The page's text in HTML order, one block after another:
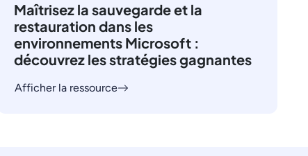
Maîtrisez la sauvegarde et la
restauration dans les
environnements Microsoft :
découvrez les stratégies gagnantes
Afficher la ressource